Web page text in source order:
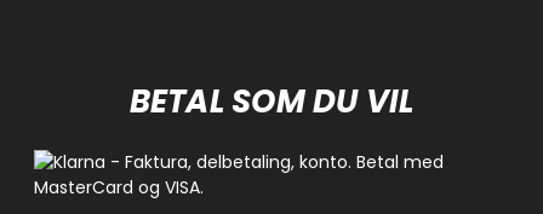
BETAL SOM DU VIL